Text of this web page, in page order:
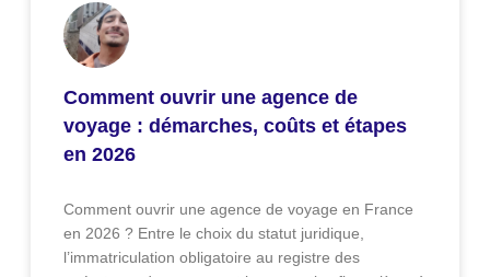
Comment ouvrir une agence de
voyage : démarches, coûts et étapes
en 2026
Comment ouvrir une agence de voyage en France
en 2026 ? Entre le choix du statut juridique,
l’immatriculation obligatoire au registre des